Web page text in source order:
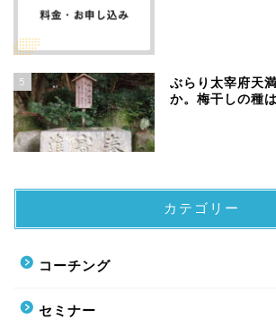
5
ぶらり太宰府天
か。梅干しの種
カテゴリー
コーチング
セミナー